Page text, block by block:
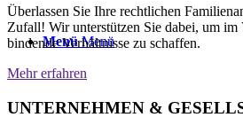
Menü Menü
Überlassen Sie Ihre rechtlichen
Zufall! Wir unterstützen Sie dabei, um im
bindende Verhältnisse zu schaffen.
Mehr erfahren
UNTERNEHMEN &